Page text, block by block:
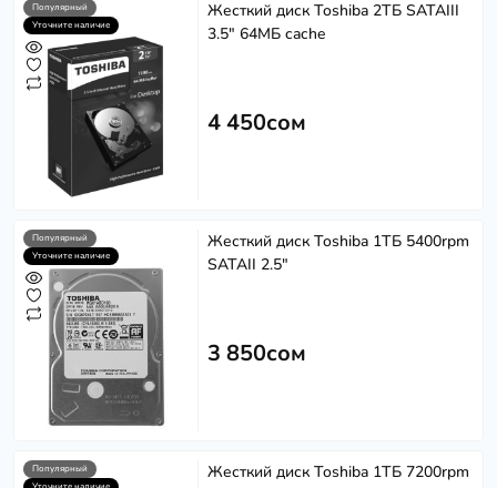
Популярный
Уточните наличие
Жесткий диск Toshiba 2ТБ SATAIII
3.5" 64МБ cache
4 450сом
Популярный
Уточните наличие
Жесткий диск Toshiba 1ТБ 5400rpm
SATAII 2.5"
3 850сом
Популярный
Жесткий диск Toshiba 1ТБ 7200rpm